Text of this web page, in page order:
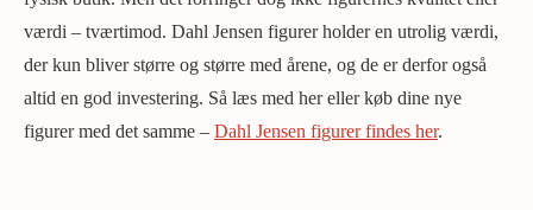
værdi – tværtimod. Dahl Jensen figurer holder en utrolig værdi,
der kun bliver større og større med årene, og de er derfor også
altid en god investering. Så læs med her eller køb dine nye
figurer med det samme – Dahl Jensen figurer findes her.